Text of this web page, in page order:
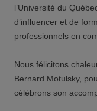
l’Université du
d’influencer et de
professionnels en
Nous félicitons
Bernard Motulsky,
célébrons son